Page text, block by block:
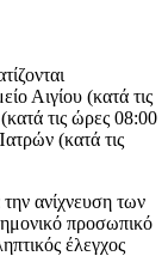
Αιγίου (κατά τις
τις ώρες 08:00
(κατά τις
την ανίχνευση των
προσωπικό
έλεγχος